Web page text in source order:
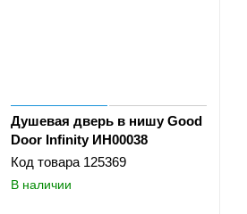
Душевая дверь в нишу Good
Door Infinity ИН00038
Код товара 125369
В наличии